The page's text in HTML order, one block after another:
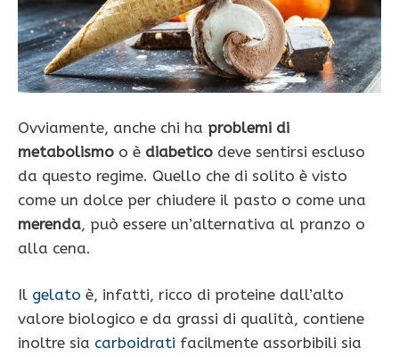
Ovviamente, anche chi ha problemi di
metabolismo o è diabetico deve sentirsi escluso
da questo regime. Quello che di solito è visto
come un dolce per chiudere il pasto o come una
merenda, può essere un’alternativa al pranzo o
alla cena.
Il gelato è, infatti, ricco di proteine dall’alto
valore biologico e da grassi di qualità, contiene
inoltre sia carboidrati facilmente assorbibili sia